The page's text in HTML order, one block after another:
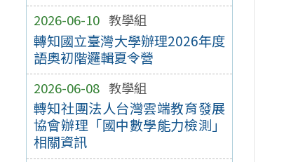
2026-06-10 教學組
轉知國立臺灣大學辦理2026年度
語奧初階邏輯夏令營
2026-06-08 教學組
轉知社團法人台灣雲端教育發展
協會辦理「國中數學能力檢測」
相關資訊